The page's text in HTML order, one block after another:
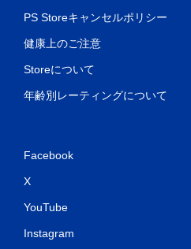
PS Storeキャンセルポリシー
健康上のご注意
Storeについて
年齢別レーティングについて
Facebook
X
YouTube
Instagram